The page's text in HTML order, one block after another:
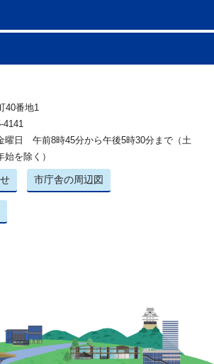
40番地1
4141
曜日 午前8時45分から午後5時30分まで（土
を除く）
市庁舎の周辺図